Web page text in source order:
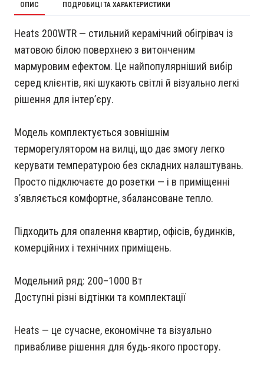
ОПИС ПОДРОБИЦІ ТА ХАРАКТЕРИСТИКИ
Heats 200WTR — стильний керамічний обігрівач із
матовою білою поверхнею з витонченим
мармуровим ефектом. Це найпопулярніший вибір
серед клієнтів, які шукають світлі й візуально легкі
рішення для інтерʼєру.
Модель комплектується зовнішнім
терморегулятором на вилці, що дає змогу легко
керувати температурою без складних налаштувань.
Просто підключаєте до розетки — і в приміщенні
зʼявляється комфортне, збалансоване тепло.
Підходить для опалення квартир, офісів, будинків,
комерційних і технічних приміщень.
Модельний ряд: 200–1000 Вт
Доступні різні відтінки та комплектації
Heats — це сучасне, економічне та візуально
привабливе рішення для будь-якого простору.